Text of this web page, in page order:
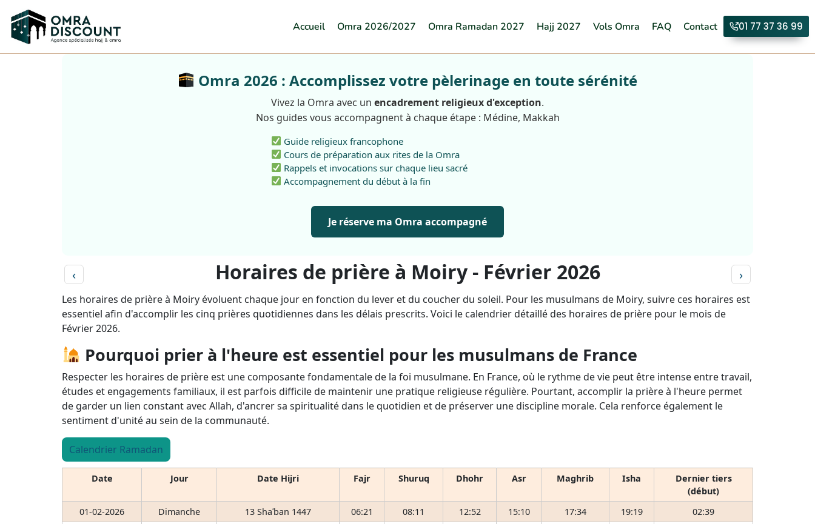
Accueil Omra 2026/2027 Omra Ramadan 2027 Hajj 2027 Vols Omra FAQ Contact 01 77 37 36 99
Omra 2026 : Accomplissez votre pèlerinage en toute sérénité
Vivez la Omra avec un encadrement religieux d'exception.
Nos guides vous accompagnent à chaque étape : Médine, Makkah
Guide religieux francophone
Cours de préparation aux rites de la Omra
Rappels et invocations sur chaque lieu sacré
Accompagnement du début à la fin
Je réserve ma Omra accompagné
‹ Horaires de prière à Moiry - Février 2026 ›
Les horaires de prière à Moiry évoluent chaque jour en fonction du lever et du coucher du soleil. Pour les musulmans de Moiry, suivre ces horaires est
essentiel afin d'accomplir les cinq prières quotidiennes dans les délais prescrits. Voici le calendrier détaillé des horaires de prière pour le mois de
Février 2026.
Pourquoi prier à l'heure est essentiel pour les musulmans de France
Respecter les horaires de prière est une composante fondamentale de la foi musulmane. En France, où le rythme de vie peut être intense entre travail,
études et engagements familiaux, il est parfois difficile de maintenir une pratique religieuse régulière. Pourtant, accomplir la prière à l'heure permet
de garder un lien constant avec Allah, d'ancrer sa spiritualité dans le quotidien et de préserver une discipline morale. Cela renforce également le
sentiment d'unité au sein de la communauté.
Calendrier Ramadan
Date Jour Date Hijri Fajr Shuruq Dhohr Asr Maghrib Isha
Dernier tiers
(début)
01-02-2026
Dimanche 13 Shaʿban 1447 06:21 08:11 12:52 15:10 17:34 19:19
02:39